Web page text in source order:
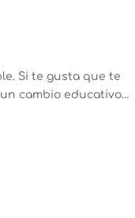
Si te gusta que te
cambio educativo…